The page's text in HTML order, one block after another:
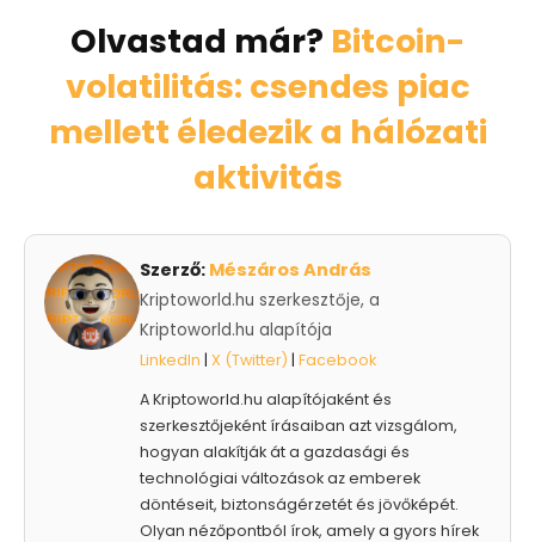
Olvastad már? Bitcoin-
volatilitás: csendes piac
mellett éledezik a hálózati
aktivitás
Szerző: Mészáros András
Kriptoworld.hu szerkesztője, a
Kriptoworld.hu alapítója
LinkedIn | X (Twitter) | Facebook
A Kriptoworld.hu alapítójaként és
szerkesztőjeként írásaiban azt vizsgálom,
hogyan alakítják át a gazdasági és
technológiai változások az emberek
döntéseit, biztonságérzetét és jövőképét.
Olyan nézőpontból írok, amely a gyors hírek